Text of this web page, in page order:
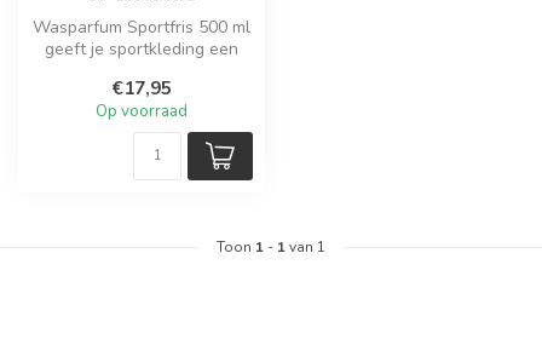
Wasparfum Sportfris 500 ml
geeft je sportkleding een
€17,95
Op voorraad
Toon 1 - 1van 1